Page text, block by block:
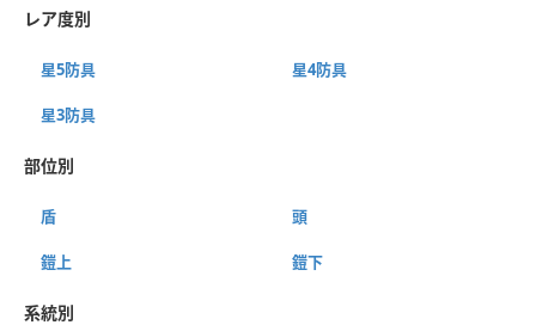
レア度別
星5防具 星4防具
星3防具
部位別
盾 頭
鎧上 鎧下
系統別